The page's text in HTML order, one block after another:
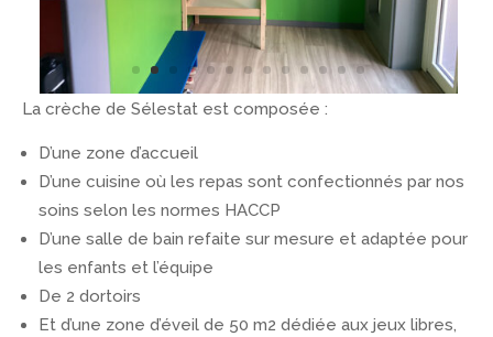
La crèche de Sélestat est composée :
D’une zone d’accueil
D’une cuisine où les repas sont confectionnés par nos
soins selon les normes HACCP
D’une salle de bain refaite sur mesure et adaptée pour
les enfants et l’équipe
De 2 dortoirs
Et d’une zone d’éveil de 50 m2 dédiée aux jeux libres,